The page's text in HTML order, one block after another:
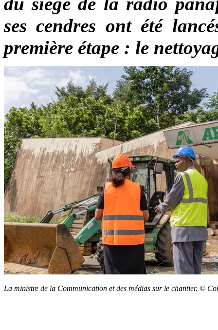
ses cendres ont été
première étape : le
La ministre de la Communication et des médias sur le chantier. ©